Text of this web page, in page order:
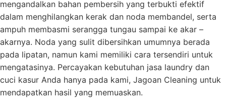
mengandalkan bahan pembersih yang terbukti efektif
dalam menghilangkan kerak dan noda membandel, serta
ampuh membasmi serangga tungau sampai ke akar –
akarnya. Noda yang sulit dibersihkan umumnya berada
pada lipatan, namun kami memiliki cara tersendiri untuk
mengatasinya. Percayakan kebutuhan jasa laundry dan
cuci kasur Anda hanya pada kami, Jagoan Cleaning untuk
mendapatkan hasil yang memuaskan.